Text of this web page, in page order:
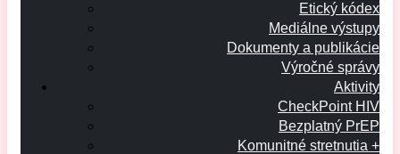
Etický kódex
Mediálne výstupy
Dokumenty a publikácie
Výročné správy
Aktivity
CheckPoint HIV
Bezplatný PrEP
Komunitné stretnutia +